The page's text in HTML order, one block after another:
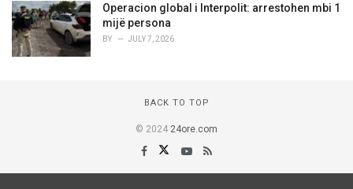
Operacion global i Interpolit: arrestohen mbi 1
mijë persona
BY JULY 7, 2026
BACK TO TOP
© 2024 24ore.com